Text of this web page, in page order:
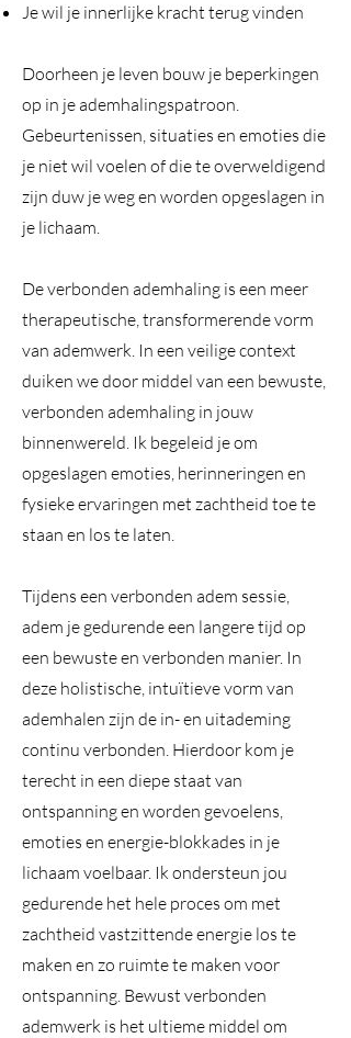
Je wil je innerlijke kracht terug vinden
Doorheen je leven bouw je beperkingen
op in je ademhalingspatroon.
Gebeurtenissen, situaties en emoties die
je niet wil voelen of die te overweldigend
zijn duw je weg en worden opgeslagen in
je lichaam.
De verbonden ademhaling is een meer
therapeutische, transformerende vorm
van ademwerk. In een veilige context
duiken we door middel van een bewuste,
verbonden ademhaling in jouw
binnenwereld. Ik begeleid je om
opgeslagen emoties, herinneringen en
fysieke ervaringen met zachtheid toe te
staan en los te laten.
Tijdens een verbonden adem sessie,
adem je gedurende een langere tijd op
een bewuste en verbonden manier. In
deze holistische, intuïtieve vorm van
ademhalen zijn de in- en uitademing
continu verbonden. Hierdoor kom je
terecht in een diepe staat van
ontspanning en worden gevoelens,
emoties en energie-blokkades in je
lichaam voelbaar. Ik ondersteun jou
gedurende het hele proces om met
zachtheid vastzittende energie los te
maken en zo ruimte te maken voor
ontspanning. Bewust verbonden
ademwerk is het ultieme middel om